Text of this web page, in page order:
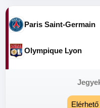
Paris Saint-Germain
Olympique Lyon